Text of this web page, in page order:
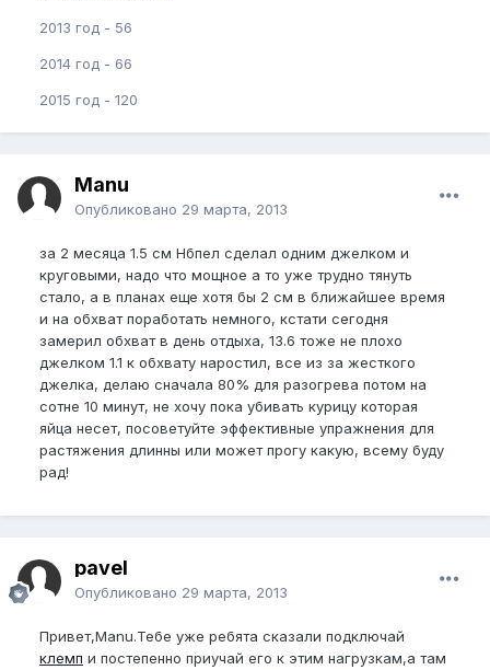
2013 год - 56
2014 год - 66
2015 год - 120
Manu
Опубликовано 29 марта, 2013
за 2 месяца 1.5 см Нбпел сделал одним джелком и
круговыми, надо что мощное а то уже трудно тянуть
стало, а в планах еще хотя бы 2 см в ближайшее время
и на обхват поработать немного, кстати сегодня
замерил обхват в день отдыха, 13.6 тоже не плохо
джелком 1.1 к обхвату наростил, все из за жесткого
джелка, делаю сначала 80% для разогрева потом на
сотне 10 минут, не хочу пока убивать курицу которая
яйца несет, посоветуйте эффективные упражнения для
растяжения длинны или может прогу какую, всему буду
рад!
pavel
Опубликовано 29 марта, 2013
Привет,Manu.Тебе уже ребята сказали подключай
клемп и постепенно приучай его к этим нагрузкам,а там